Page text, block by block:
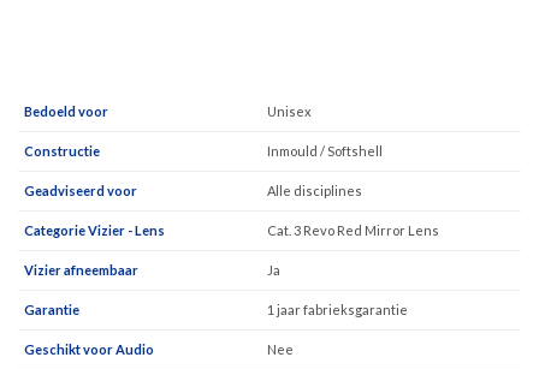
Bedoeld voor Unisex
Constructie Inmould / Softshell
Geadviseerd voor Alle disciplines
Categorie Vizier - Lens Cat. 3 Revo Red Mirror Lens
Vizier afneembaar Ja
Garantie 1 jaar fabrieksgarantie
Geschikt voor Audio Nee